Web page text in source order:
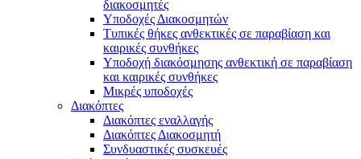
διακοσμητές
Υποδοχές Διακοσμητών
Τυπικές θήκες ανθεκτικές σε παραβίαση και
καιρικές συνθήκες
Υποδοχή διακόσμησης ανθεκτική σε παραβίαση
και καιρικές συνθήκες
Μικρές υποδοχές
Διακόπτες
Διακόπτες εναλλαγής
Διακόπτες Διακοσμητή
Συνδυαστικές συσκευές